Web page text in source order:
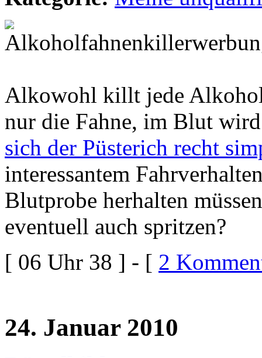
Alkowohl killt jede
nur die Fahne, im Blut
sich der Püsterich recht
interessantem
Blutprobe herhalten
eventuell auch spritzen?
[ 06 Uhr 38 ] - [ 2
24. Januar 2010